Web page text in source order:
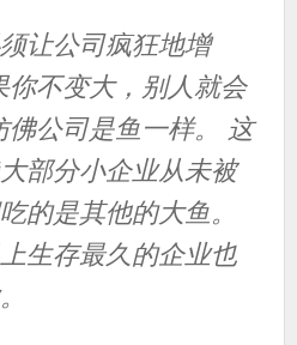
让公司疯狂地增
你不变大，别人就会
佛公司是鱼一样。 这
部分小企业从未被
的是其他的大鱼。
生存最久的企业也